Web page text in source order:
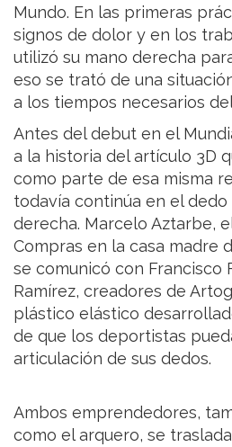
Mundo. En las primeras
signos de dolor y en los
utilizó su mano derecha
eso se trató de una
a los tiempos necesarios
Antes del debut en el
a la historia del artículo 3D
como parte de esa misma
todavía continúa en el dedo
derecha. Marcelo Aztarbe,
Compras en la casa madre
se comunicó con Francisco
Ramírez, creadores de
plástico elástico
de que los deportistas
articulación de sus dedos.
Ambos emprendedores,
como el arquero, se